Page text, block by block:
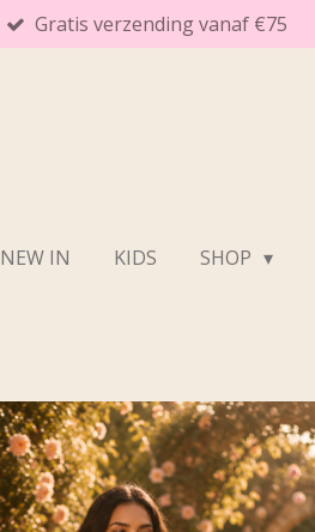
Gratis verzending vanaf €75
NEW IN KIDS SHOP